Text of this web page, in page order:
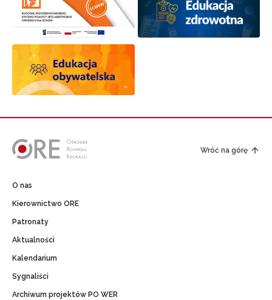
Wróć na górę
O nas
Kierownictwo ORE
Patronaty
Aktualności
Kalendarium
Sygnaliści
Archiwum projektów PO WER